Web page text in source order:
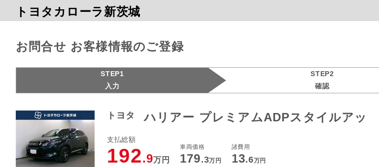
トヨタカローラ新茨城
お問合せ お客様情報のご登録
STEP1
入力
STEP2
確認
トヨタ ハリアー プレミアムADPスタイルアッ
支払総額
192.9万円
車両価格
179.3万円
諸費用
13.6万円